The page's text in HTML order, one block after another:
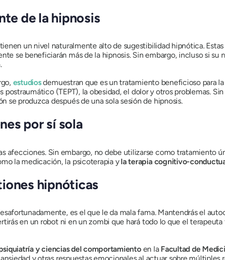
de la hipnosis
un nivel naturalmente alto de sugestibilidad hipnótica.
se beneficiarán más de la hipnosis. Sin embargo, incluso si su
estudiosdemuestran que es un tratamiento beneficioso para la
(TEPT), la obesidad, el dolor y otros problemas.
se produzca después de una sola sesión de hipnosis.
por sí sola
afecciones. Sin embargo, no debe utilizarse como tratamiento
la medicación, la psicoterapia y la terapia cognitivo-
hipnóticas
es el que le da mala fama. Mantendrás el
en un robot ni en un zombi que hará todo lo que el terapeuta
y ciencias del comportamientoen la Facultad de